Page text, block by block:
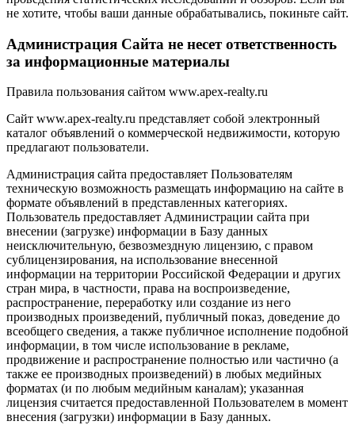
не хотите, чтобы ваши данные обрабатывались, покиньте сайт.
Администрация Сайта не несет ответственность
за информационные материалы
Правила пользования сайтом www.apex-realty.ru
Сайт www.apex-realty.ru представляет собой электронный
каталог объявлений о коммерческой недвижимости, которую
предлагают пользователи.
Администрация сайта предоставляет Пользователям
техническую возможность размещать информацию на сайте в
формате объявлений в представленных категориях.
Пользователь предоставляет Администрации сайта при
внесении (загрузке) информации в Базу данных
неисключительную, безвозмездную лицензию, с правом
сублицензирования, на использование внесенной
информации на территории Российской Федерации и других
стран мира, в частности, права на воспроизведение,
распространение, переработку или создание из него
производных произведений, публичный показ, доведение до
всеобщего сведения, а также публичное исполнение подобной
информации, в том числе использование в рекламе,
продвижение и распространение полностью или частично (а
также ее производных произведений) в любых медийных
форматах (и по любым медийным каналам); указанная
лицензия считается предоставленной Пользователем в момент
внесения (загрузки) информации в Базу данных.